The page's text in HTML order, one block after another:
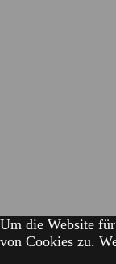
Um die Website
von Cookies zu.